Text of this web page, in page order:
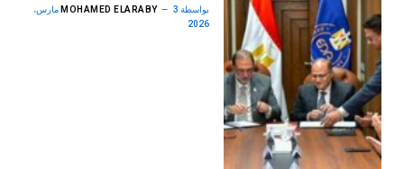
بواسطة MOHAMED ELARABY 3 مارس،
2026